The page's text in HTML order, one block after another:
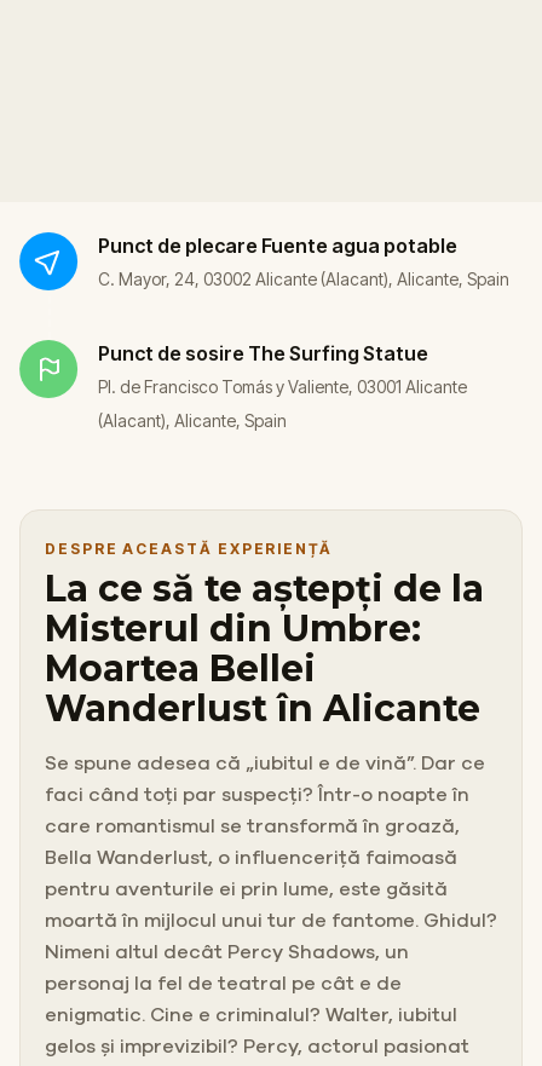
Punct de plecare Fuente agua potable
C. Mayor, 24, 03002 Alicante (Alacant), Alicante, Spain
Punct de sosire The Surfing Statue
Pl. de Francisco Tomás y Valiente, 03001 Alicante
(Alacant), Alicante, Spain
DESPRE ACEASTĂ EXPERIENȚĂ
La ce să te aștepți de la
Misterul din Umbre:
Moartea Bellei
Wanderlust în Alicante
Se spune adesea că „iubitul e de vină”. Dar ce
faci când toți par suspecți? Într-o noapte în
care romantismul se transformă în groază,
Bella Wanderlust, o influenceriță faimoasă
pentru aventurile ei prin lume, este găsită
moartă în mijlocul unui tur de fantome. Ghidul?
Nimeni altul decât Percy Shadows, un
personaj la fel de teatral pe cât e de
enigmatic. Cine e criminalul? Walter, iubitul
gelos și imprevizibil? Percy, actorul pasionat